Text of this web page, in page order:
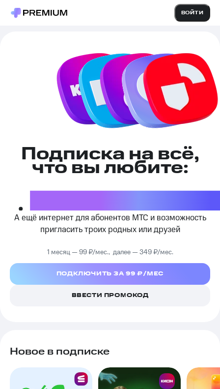
ВОЙТИ
Подписка на всё,
что вы любите:
повышенный кешбэк
А ещё интернет для абонентов МТС и возможность
пригласить троих родных или друзей
1 месяц — 99 ₽/мес., далее — 349 ₽/мес.
ПОДКЛЮЧИТЬ ЗА 99 ₽/МЕС
ВВЕСТИ ПРОМОКОД
Новое в подписке